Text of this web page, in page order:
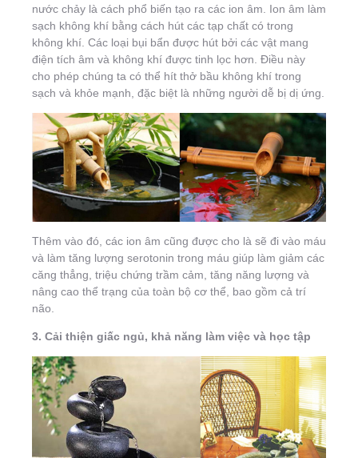
nước chảy là cách phổ biến tạo ra các ion âm. Ion âm làm
sạch không khí bằng cách hút các tạp chất có trong
không khí. Các loại bụi bẩn được hút bởi các vật mang
điện tích âm và không khí được tinh lọc hơn. Điều này
cho phép chúng ta có thể hít thở bầu không khí trong
sạch và khỏe mạnh, đặc biệt là những người dễ bị dị ứng.
Thêm vào đó, các ion âm cũng được cho là sẽ đi vào máu
và làm tăng lượng serotonin trong máu giúp làm giảm các
căng thẳng, triệu chứng trầm cảm, tăng năng lượng và
nâng cao thể trạng của toàn bộ cơ thể, bao gồm cả trí
não.
3. Cải thiện giấc ngủ, khả năng làm việc và học tập